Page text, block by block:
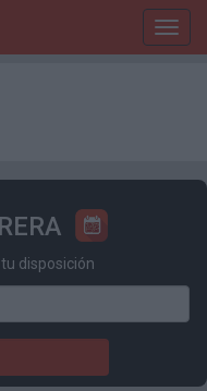
disposición